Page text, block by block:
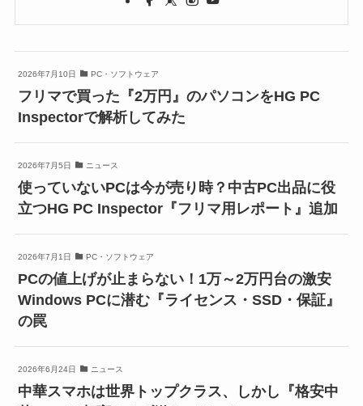
2026年7月10日 PC・ソフトウェア
フリマで買った『2万円』のパソコンをHG PC
Inspectorで解析してみた
2026年7月5日 ニュース
使っていないPCは今が売り時？中古PC出品に役
立つHG PC Inspector『フリマ用レポート』追加
2026年7月1日 PC・ソフトウェア
PCの値上げが止まらない！1万～2万円台の激安
Windows PCに潜む『ライセンス・SSD・保証』
の罠
2026年6月24日 ニュース
中華スマホは世界トップクラス、しかし『格安中